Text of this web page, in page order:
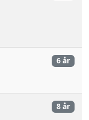
6 år
8 år